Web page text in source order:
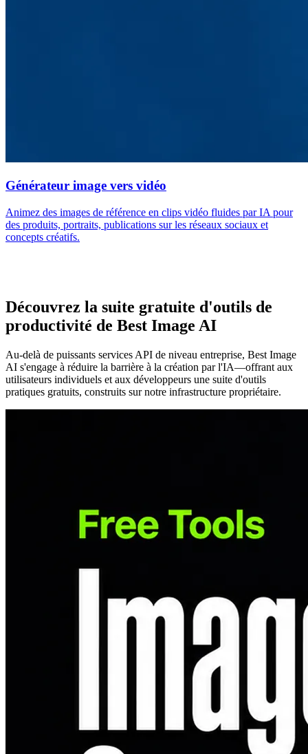
Générateur image vers vidéo
Animez des images de référence en clips vidéo fluides par IA pour
des produits, portraits, publications sur les réseaux sociaux et
concepts créatifs.
Découvrez la suite gratuite d'outils de
productivité de Best Image AI
Au-delà de puissants services API de niveau entreprise, Best Image
AI s'engage à réduire la barrière à la création par l'IA—offrant aux
utilisateurs individuels et aux développeurs une suite d'outils
pratiques gratuits, construits sur notre infrastructure propriétaire.